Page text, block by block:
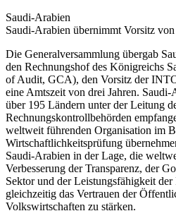
Saudi-Arabien
Saudi-Arabien übernimmt Vorsitz
Die Generalversammlung übergab
den Rechnungshof des Königreichs
of Audit, GCA), den Vorsitz der
eine Amtszeit von drei Jahren.
über 195 Ländern unter der Leitung
Rechnungskontrollbehörden
weltweit führenden Organisation im
Wirtschaftlichkeitsprüfung
Saudi-Arabien in der Lage, die
Verbesserung der Transparenz, der
Sektor und der Leistungsfähigkeit der
gleichzeitig das Vertrauen der
Volkswirtschaften zu stärken.